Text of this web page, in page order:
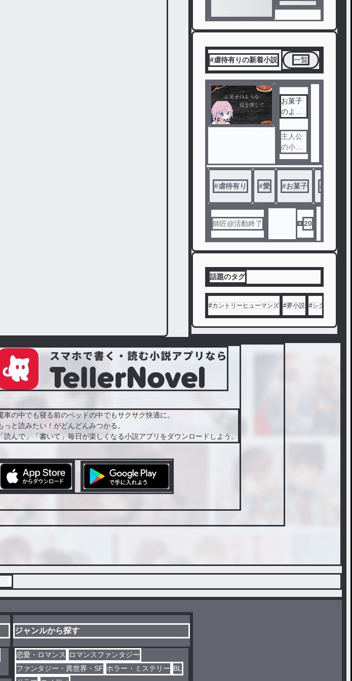
#虐待有りの新着小説 一覧
お菓子
のよう
探して
主人公
の小花
菜月は
親から
虐待を
受けて
ある日
、家に
母に菜
月は愛
。それ
に祖母
は、お
菓子の
ような
#虐待有り #愛 #お菓子 #
師匠@活動終了 20
話題のタグ
#カントリーヒューマンズ #夢小説 #シクフォニ
車の中でも寝る前のベッドの中でもサクサク快適に。
っと読みたい！がどんどんみつかる。
「読んで」「書いて」毎日が楽しくなる小説アプリをダウンロードしよう。
ジャンルから探す
恋愛・ロマンス
ロマンスファンタジー
ファンタジー・異世界・SF ホラー・ミステリー BL